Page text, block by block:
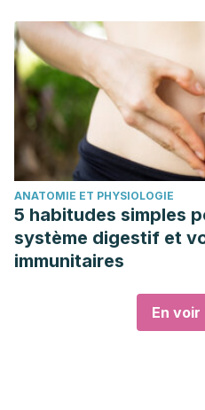
ANATOMIE ET PHYSIOLOGIE
5 habitudes simples
système digestif et
immunitaires
En voir